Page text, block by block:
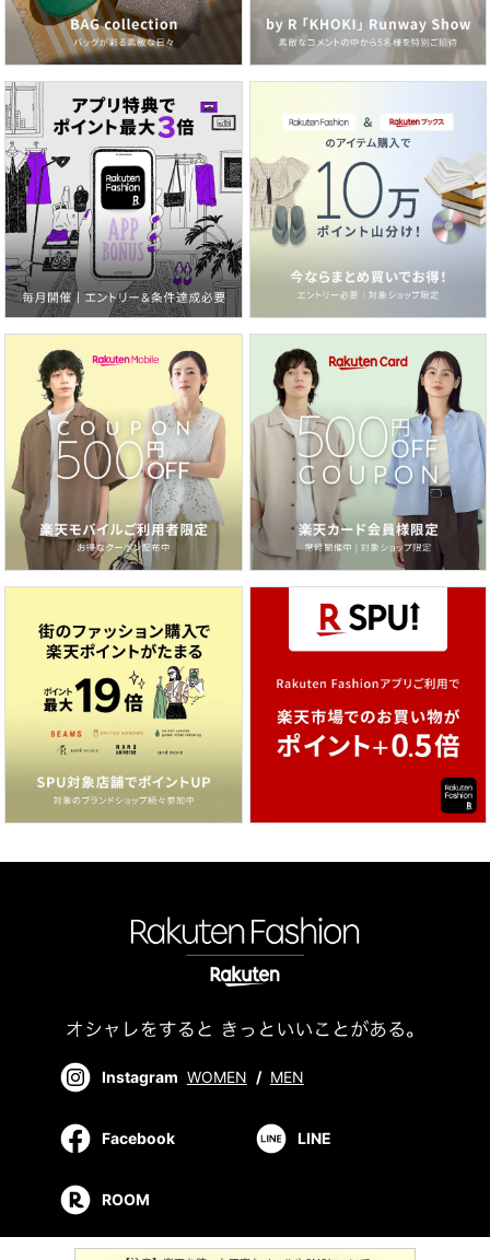
Instagram WOMEN / MEN
Facebook LINE
ROOM